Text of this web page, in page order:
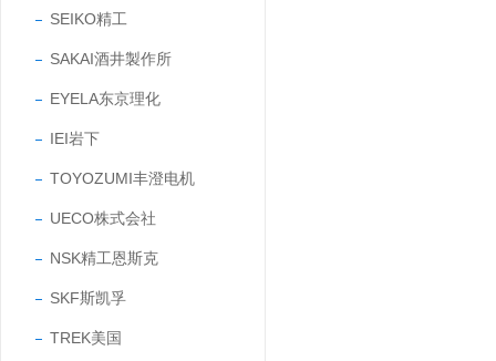
SEIKO精工
SAKAI酒井製作所
EYELA东京理化
IEI岩下
TOYOZUMI丰澄电机
UECO株式会社
NSK精工恩斯克
SKF斯凯孚
TREK美国